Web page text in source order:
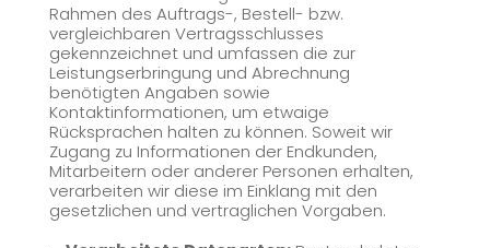
Rahmen des Auftrags-, Bestell- bzw.
vergleichbaren Vertragsschlusses
gekennzeichnet und umfassen die zur
Leistungserbringung und Abrechnung
benötigten Angaben sowie
Kontaktinformationen, um etwaige
Rücksprachen halten zu können. Soweit wir
Zugang zu Informationen der Endkunden,
Mitarbeitern oder anderer Personen erhalten,
verarbeiten wir diese im Einklang mit den
gesetzlichen und vertraglichen Vorgaben.